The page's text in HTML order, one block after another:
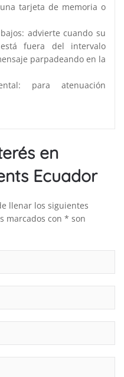
tarjeta de memoria o
advierte cuando su
fuera del intervalo
parpadeando en la
para atenuación
en
Ecuador
llenar los siguientes
marcados con * son